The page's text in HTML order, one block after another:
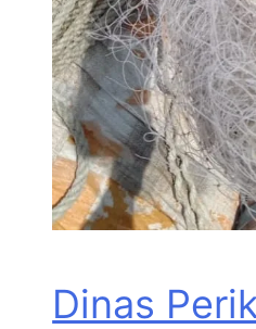
Dinas